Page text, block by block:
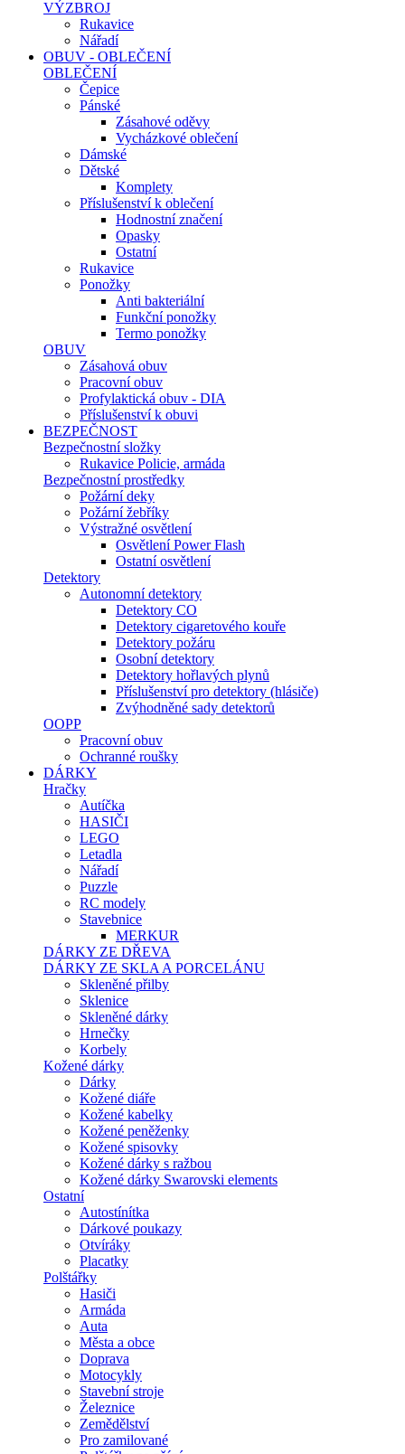
VÝZBROJ
Rukavice
Nářadí
OBUV - OBLEČENÍ
OBLEČENÍ
Čepice
Pánské
Zásahové oděvy
Vycházkové oblečení
Dámské
Dětské
Komplety
Příslušenství k oblečení
Hodnostní značení
Opasky
Ostatní
Rukavice
Ponožky
Anti bakteriální
Funkční ponožky
Termo ponožky
OBUV
Zásahová obuv
Pracovní obuv
Profylaktická obuv - DIA
Příslušenství k obuvi
BEZPEČNOST
Bezpečnostní složky
Rukavice Policie, armáda
Bezpečnostní prostředky
Požární deky
Požární žebříky
Výstražné osvětlení
Osvětlení Power Flash
Ostatní osvětlení
Detektory
Autonomní detektory
Detektory CO
Detektory cigaretového kouře
Detektory požáru
Osobní detektory
Detektory hořlavých plynů
Příslušenství pro detektory (hlásiče)
Zvýhodněné sady detektorů
OOPP
Pracovní obuv
Ochranné roušky
DÁRKY
Hračky
Autíčka
HASIČI
LEGO
Letadla
Nářadí
Puzzle
RC modely
Stavebnice
MERKUR
DÁRKY ZE DŘEVA
DÁRKY ZE SKLA A PORCELÁNU
Skleněné přilby
Sklenice
Skleněné dárky
Hrnečky
Korbely
Kožené dárky
Dárky
Kožené diáře
Kožené kabelky
Kožené peněženky
Kožené spisovky
Kožené dárky s ražbou
Kožené dárky Swarovski elements
Ostatní
Autostínítka
Dárkové poukazy
Otvíráky
Placatky
Polštářky
Hasiči
Armáda
Auta
Města a obce
Doprava
Motocykly
Stavební stroje
Železnice
Zemědělství
Pro zamilované